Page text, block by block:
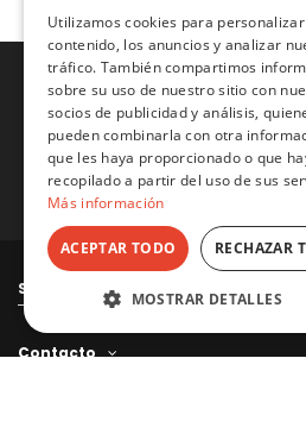
Recibe ofertas y
He leído y acepto la
Sitacosmos SL
Contacto
Utilizamos cookies para personalizar
contenido, los anuncios y analizar
tráfico. También compartimos
sobre su uso de nuestro sitio con
socios de publicidad y análisis,
pueden combinarla con otra
que les haya proporcionado o que
recopilado a partir del uso de sus
Más información
ACEPTAR TODO RECHAZAR
MOSTRAR DETALLES